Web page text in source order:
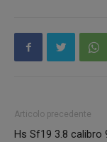
Articolo precedente
Hs Sf19 3.8 calibro